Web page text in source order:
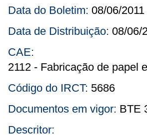
Data do Boletim: 08/06/2011
Data de Distribuição: 08/06/
CAE:
2112 - Fabricação de papel
Código do IRCT: 5686
Documentos em vigor: BTE
Descritor: